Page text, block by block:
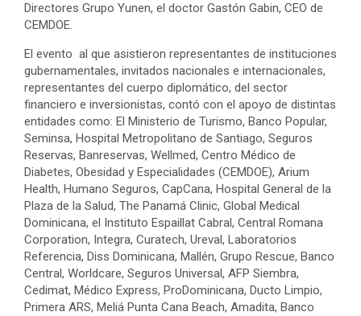
Directores Grupo Yunen, el doctor Gastón Gabin, CEO de
CEMDOE.
El evento al que asistieron representantes de instituciones
gubernamentales, invitados nacionales e internacionales,
representantes del cuerpo diplomático, del sector
financiero e inversionistas, contó con el apoyo de distintas
entidades como: El Ministerio de Turismo, Banco Popular,
Seminsa, Hospital Metropolitano de Santiago, Seguros
Reservas, Banreservas, Wellmed, Centro Médico de
Diabetes, Obesidad y Especialidades (CEMDOE), Arium
Health, Humano Seguros, CapCana, Hospital General de la
Plaza de la Salud, The Panamá Clinic, Global Medical
Dominicana, el Instituto Espaillat Cabral, Central Romana
Corporation, Integra, Curatech, Ureval, Laboratorios
Referencia, Diss Dominicana, Mallén, Grupo Rescue, Banco
Central, Worldcare, Seguros Universal, AFP Siembra,
Cedimat, Médico Express, ProDominicana, Ducto Limpio,
Primera ARS, Meliá Punta Cana Beach, Amadita, Banco